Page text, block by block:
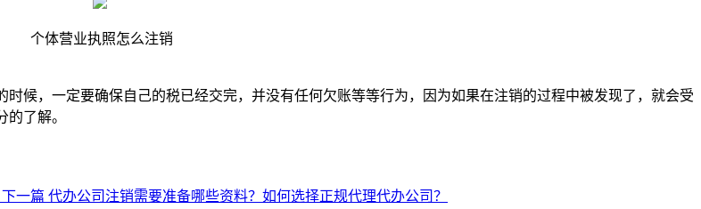
个体营业执照怎么注销
候，一定要确保自己的税已经交完，并没有任何欠账等等行为，因为如果在注销的过程中被发现了，就会受
了解。
下一篇 代办公司注销需要准备哪些资料？如何选择正规代理代办公司？